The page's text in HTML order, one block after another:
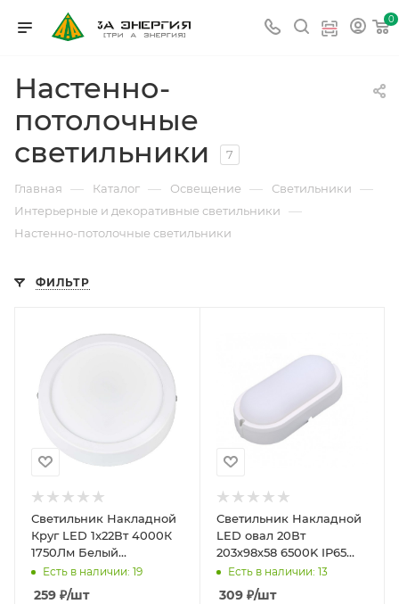
0
Настенно-
потолочные
светильники
7
Главная — Каталог — Освещение — Светильники —
Интерьерные и декоративные светильники —
Настенно-потолочные светильники
ФИЛЬТР
Светильник Накладной
Круг LED 1х22Вт 4000К
1750Лм Белый
D205х35мм 120º IP20
Есть в наличии: 19
259 ₽/шт
Светильник Накладной
LED овал 20Вт
203х98х58 6500K IP65
LUXEL
Есть в наличии: 13
309₽/шт